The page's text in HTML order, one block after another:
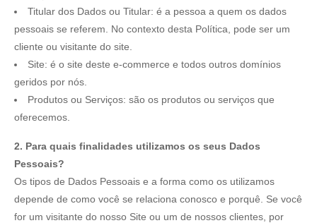
Titular dos Dados ou Titular: é a pessoa a quem os dados
pessoais se referem. No contexto desta Política, pode ser um
cliente ou visitante do site.
Site: é o site deste e-commerce e todos outros domínios
geridos por nós.
Produtos ou Serviços: são os produtos ou serviços que
oferecemos.
2. Para quais finalidades utilizamos os seus Dados
Pessoais?
Os tipos de Dados Pessoais e a forma como os utilizamos
depende de como você se relaciona conosco e porquê. Se você
for um visitante do nosso Site ou um de nossos clientes, por